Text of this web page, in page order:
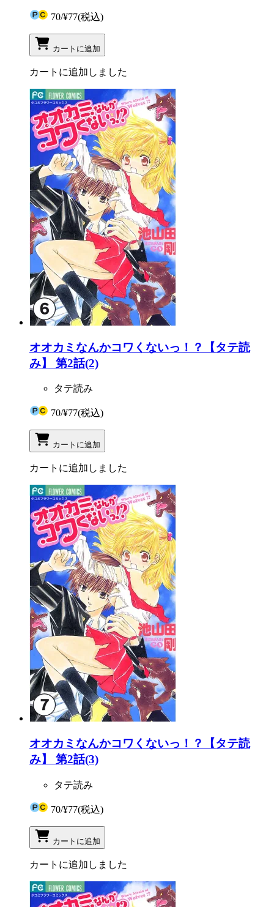
70/¥77(税込)
カートに追加
カートに追加しました
オオカミなんかコワくないっ！？【タテ読
み】 第2話(2)
タテ読み
70/¥77(税込)
カートに追加
カートに追加しました
オオカミなんかコワくないっ！？【タテ読
み】 第2話(3)
タテ読み
70/¥77(税込)
カートに追加
カートに追加しました